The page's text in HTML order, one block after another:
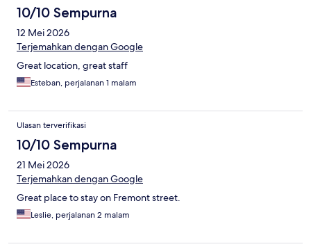
10/10 Sempurna
12 Mei 2026
Terjemahkan dengan Google
Great location, great staff
Esteban, perjalanan 1 malam
Ulasan terverifikasi
10/10 Sempurna
21 Mei 2026
Terjemahkan dengan Google
Great place to stay on Fremont street.
Leslie, perjalanan 2 malam